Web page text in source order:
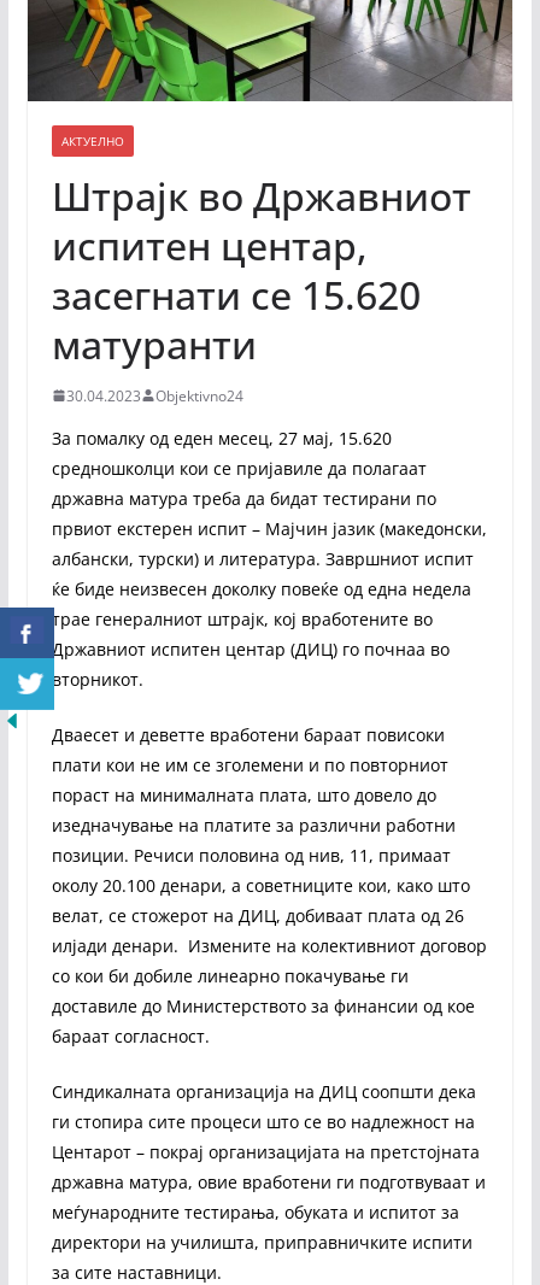
АКТУЕЛНО
Штрајк во Државниот
испитен центар,
засегнати се 15.620
матуранти
30.04.2023 Objektivno24
За помалку од еден месец, 27 мај, 15.620
средношколци кои се пријавиле да полагаат
државна матура треба да бидат тестирани по
првиот екстерен испит – Мајчин јазик (македонски,
албански, турски) и литература. Завршниот испит
ќе биде неизвесен доколку повеќе од една недела
трае генералниот штрајк, кој вработените во
Државниот испитен центар (ДИЦ) го почнаа во
вторникот.
Дваесет и деветте вработени бараат повисоки
плати кои не им се зголемени и по повторниот
пораст на минималната плата, што довело до
изедначување на платите за различни работни
позиции. Речиси половина од нив, 11, примаат
околу 20.100 денари, а советниците кои, како што
велат, се стожерот на ДИЦ, добиваат плата од 26
илјади денари. Измените на колективниот договор
со кои би добиле линеарно покачување ги
доставиле до Министерството за финансии од кое
бараат согласност.
Синдикалната организација на ДИЦ соопшти дека
ги стопира сите процеси што се во надлежност на
Центарот – покрај организацијата на претстојната
државна матура, овие вработени ги подготвуваат и
меѓународните тестирања, обуката и испитот за
директори на училишта, приправничките испити
за сите наставници.